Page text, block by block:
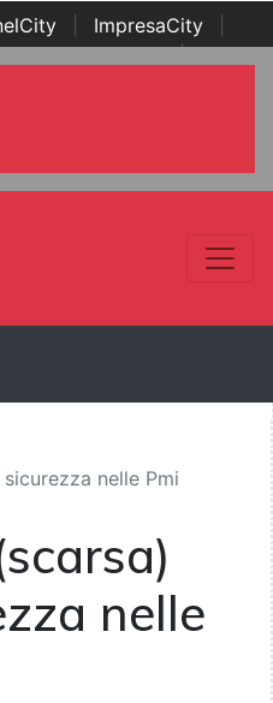
ImpresaCity
Channel Awards | Italian
nelle Pmi
nelle